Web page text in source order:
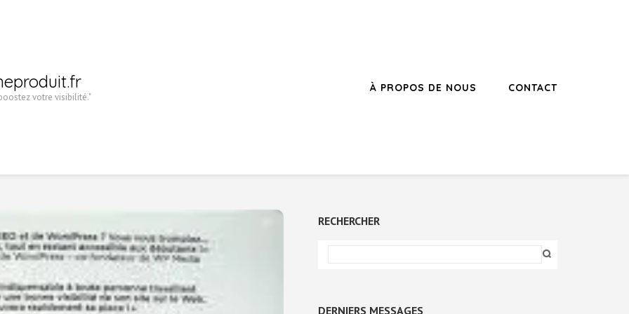
votre visibilité."
À PROPOS DE NOUS CONTACT
RECHERCHER
DERNIERS MESSAGES